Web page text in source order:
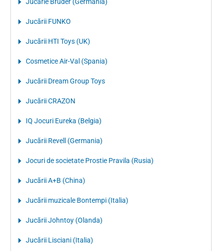
Jucării FUNKO
Jucării HTI Toys (UK)
Cosmetice Air-Val (Spania)
Jucării Dream Group Toys
Jucării CRAZON
IQ Jocuri Eureka (Belgia)
Jucării Revell (Germania)
Jocuri de societate Prostie Pravila (Rusia)
Jucării A+B (China)
Jucării muzicale Bontempi (Italia)
Jucării Johntoy (Olanda)
Jucării Lisciani (Italia)